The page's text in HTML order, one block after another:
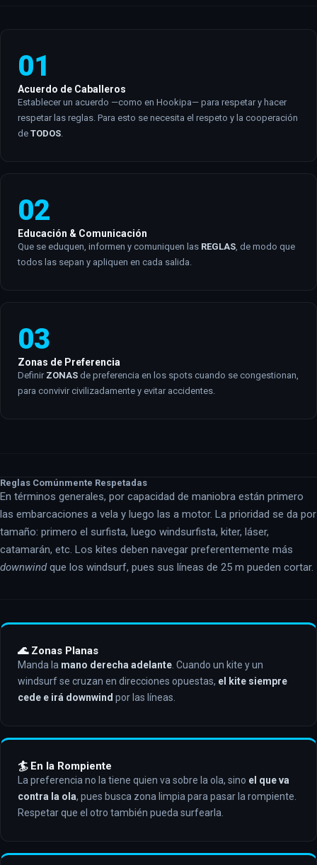
01
Acuerdo de Caballeros
Establecer un acuerdo —como en Hookipa— para respetar y hacer
respetar las reglas. Para esto se necesita el respeto y la cooperación
de TODOS.
02
Educación & Comunicación
Que se eduquen, informen y comuniquen las REGLAS, de modo que
todos las sepan y apliquen en cada salida.
03
Zonas de Preferencia
Definir ZONAS de preferencia en los spots cuando se congestionan,
para convivir civilizadamente y evitar accidentes.
Reglas Comúnmente Respetadas
En términos generales, por capacidad de maniobra están primero
las embarcaciones a vela y luego las a motor. La prioridad se da por
tamaño: primero el surfista, luego windsurfista, kiter, láser,
catamarán, etc. Los kites deben navegar preferentemente más
downwindque los windsurf, pues sus líneas de 25 m pueden cortar.
🌊 Zonas Planas
Manda la mano derecha adelante . Cuando un kite y un
windsurf se cruzan en direcciones opuestas, el kite siempre
cede e irá downwind por las líneas.
🏄 En la Rompiente
La preferencia no la tiene quien va sobre la ola, sino el que va
contra la ola, pues busca zona limpia para pasar la rompiente.
Respetar que el otro también pueda surfearla.